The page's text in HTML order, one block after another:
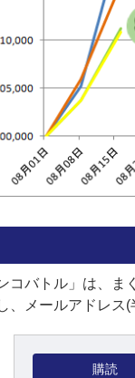
コバトル」は、ま
、メールアドレス
購読